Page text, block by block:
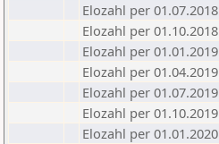
Elozahl per 01.07.2018
Elozahl per 01.10.2018
Elozahl per 01.01.2019
Elozahl per 01.04.2019
Elozahl per 01.07.2019
Elozahl per 01.10.2019
Elozahl per 01.01.2020